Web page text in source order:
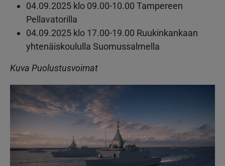
04.09.2025 klo 09.00-10.00 Tampereen
Pellavatorilla
04.09.2025 klo 17.00-19.00 Ruukinkankaan
yhtenäiskoululla Suomussalmella
Kuva Puolustusvoimat